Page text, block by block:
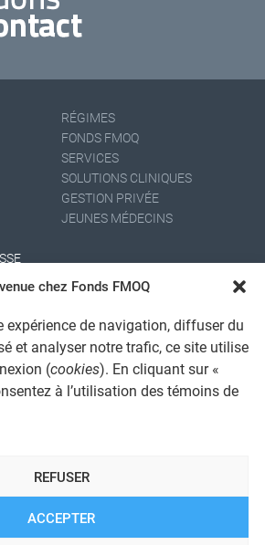
chez Fonds FMOQ
expérience de navigation, diffuser du
et analyser notre trafic, ce site utilise
(cookies). En cliquant sur «
à l’utilisation des témoins de
ACCEPTER
REFUSER
RÉGIMES
FONDS FMOQ
SERVICES
SOLUTIONS CLINIQUES
GESTION PRIVÉE
JEUNES MÉDECINS
DES PLAINTES
D'INTÉRÊTS